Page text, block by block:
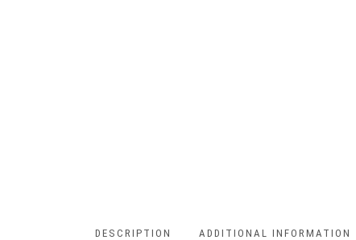
DESCRIPTION ADDITIONAL INFORMATION